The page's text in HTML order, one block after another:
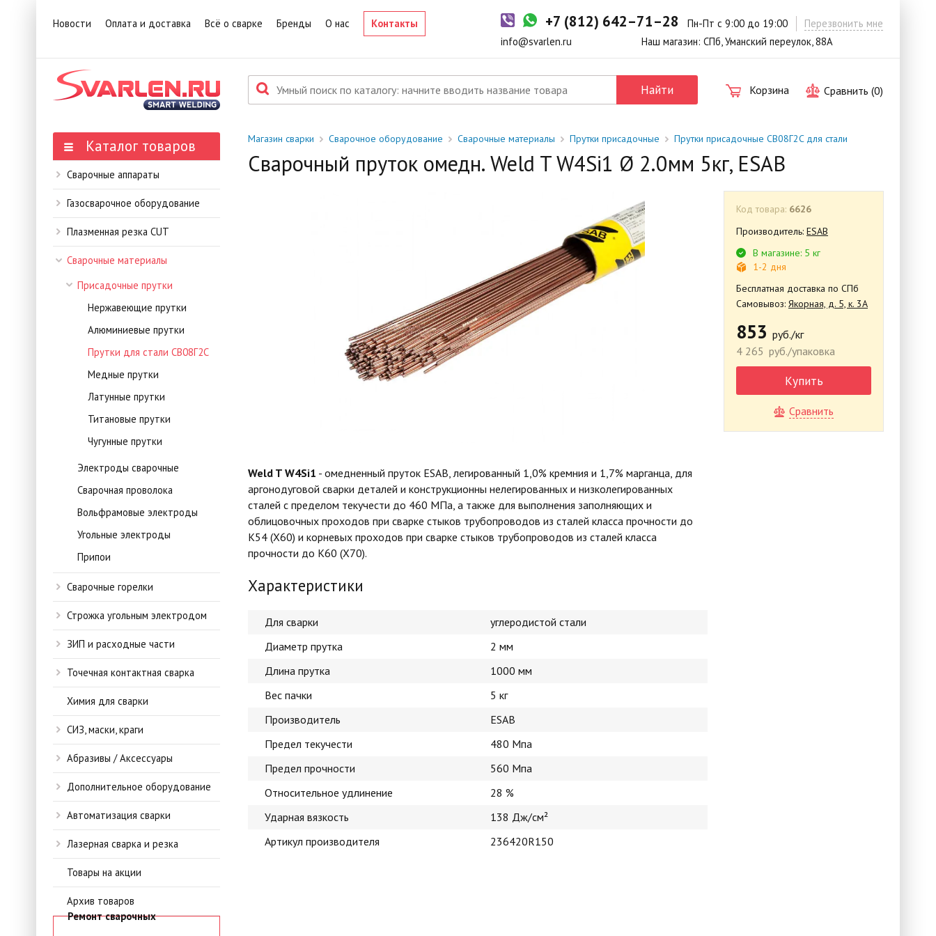
Товар в наличии на складе. Срок поставки в магазин: 1-2 рабочих дня.
Новости Оплата и доставка Всё о сварке Бренды О нас Контакты +7 (812) 642–71–28 Пн-Пт с 9:00 до 19:00
Перезвонить мне
info@svarlen.ru
Наш магазин: СПб, Уманский переулок, 88А
Найти Корзина Сравнить (0)
Каталог товаров
Сварочные аппараты
Газосварочное оборудование
Плазменная резка CUT
Сварочные материалы
Присадочные прутки
Нержавеющие прутки
Алюминиевые прутки
Прутки для стали СВ08Г2C
Медные прутки
Латунные прутки
Титановые прутки
Чугунные прутки
Электроды сварочные
Сварочная проволока
Вольфрамовые электроды
Угольные электроды
Припои
Сварочные горелки
Строжка угольным электродом
ЗИП и расходные части
Точечная контактная сварка
Химия для сварки
СИЗ, маски, краги
Абразивы / Аксессуары
Дополнительное оборудование
Автоматизация сварки
Лазерная сварка и резка
Товары на акции
Архив товаров
Ремонт сварочных
Магазин сварки Сварочное оборудование Сварочные материалы Прутки присадочные Прутки присадочные СВ08Г2C для стали
Сварочный пруток омедн. Weld T W4Si1 Ø 2.0мм 5кг, ESAB
Weld T W4Si1 - омедненный пруток ESAB, легированный 1,0% кремния и 1,7% марганца, для
аргонодуговой сварки деталей и конструкционны нелегированных и низколегированных
сталей с пределом текучести до 460 МПа, а также для выполнения заполняющих и
облицовочных проходов при сварке стыков трубопроводов из сталей класса прочности до
К54 (Х60) и корневых проходов при сварке стыков трубопроводов из сталей класса
прочности до К60 (Х70).
Характеристики
Для сварки
углеродистой стали
Диаметр прутка
2 мм
Длина прутка
1000 мм
Вес пачки
5 кг
Производитель
ESAB
Предел текучести
480 Мпа
Предел прочности
560 Мпа
Относительное удлинение
28 %
Ударная вязкость
138 Дж/см²
Артикул производителя
236420R150
Код товара: 6626
Производитель: ESAB
В магазине: 5 кг
1-2 дня
Бесплатная доставка по СПб
Самовывоз: Якорная, д. 5, к. 3А
853 руб./кг
4 265 руб./упаковка
Купить
Сравнить